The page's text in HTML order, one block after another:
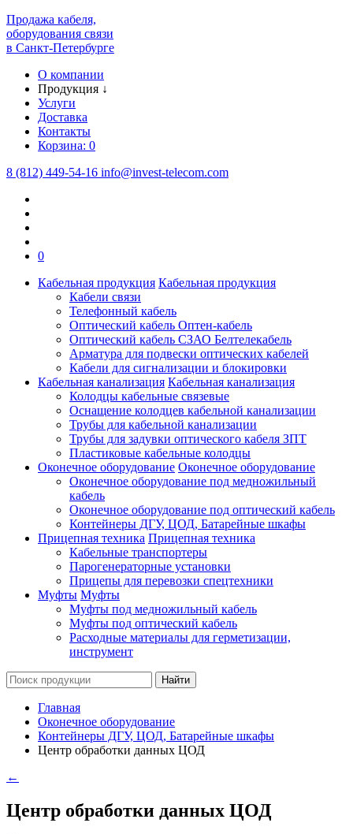
Продажа кабеля,
оборудования связи
в Санкт-Петербурге
О компании
Продукция ↓
Услуги
Доставка
Контакты
Корзина: 0
8 (812) 449-54-16 info@invest-telecom.com
0
Кабельная продукция Кабельная продукция
Кабели связи
Телефонный кабель
Оптический кабель Оптен-кабель
Оптический кабель СЗАО Белтелекабель
Арматура для подвески оптических кабелей
Кабели для сигнализации и блокировки
Кабельная канализация Кабельная канализация
Колодцы кабельные связевые
Оснащение колодцев кабельной канализации
Трубы для кабельной канализации
Трубы для задувки оптического кабеля ЗПТ
Пластиковые кабельные колодцы
Оконечное оборудование Оконечное оборудование
Оконечное оборудование под медножильный
кабель
Оконечное оборудование под оптический кабель
Контейнеры ДГУ, ЦОД, Батарейные шкафы
Прицепная техника Прицепная техника
Кабельные транспортеры
Парогенераторные установки
Прицепы для перевозки спецтехники
Муфты Муфты
Муфты под медножильный кабель
Муфты под оптический кабель
Расходные материалы для герметизации,
инструмент
Главная
Оконечное оборудование
Контейнеры ДГУ, ЦОД, Батарейные шкафы
Центр обработки данных ЦОД
←
Центр обработки данных ЦОД